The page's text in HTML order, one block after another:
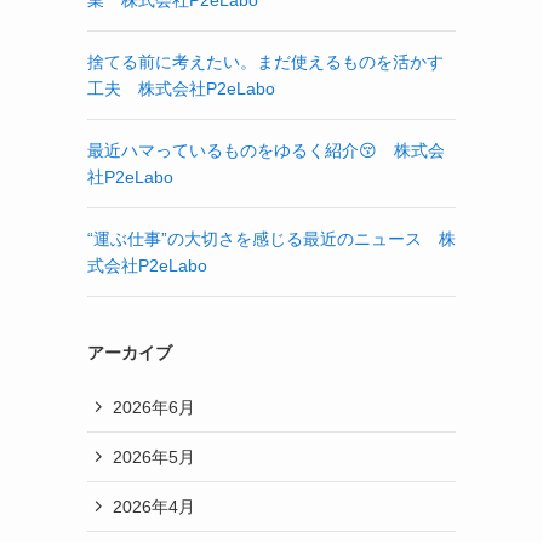
捨てる前に考えたい。まだ使えるものを活かす
工夫 株式会社P2eLabo
最近ハマっているものをゆるく紹介😚 株式会
社P2eLabo
“運ぶ仕事”の大切さを感じる最近のニュース 株
式会社P2eLabo
アーカイブ
2026年6月
2026年5月
2026年4月